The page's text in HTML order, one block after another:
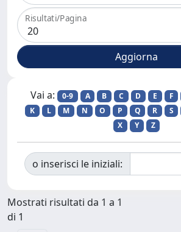
Risultati/Pagina
Vai a: 0-9 A B C D E F
K
L M N O P Q R S
X
Y Z
o inserisci le iniziali:
Mostrati risultati da 1 a 1
di 1